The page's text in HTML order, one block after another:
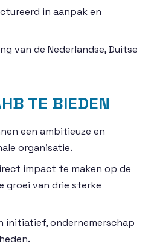
in aanpak en
van de Nederlandse, Duitse
TE BIEDEN
een ambitieuze en
organisatie.
impact te maken op de
groei van drie sterke
initiatief, ondernemerschap